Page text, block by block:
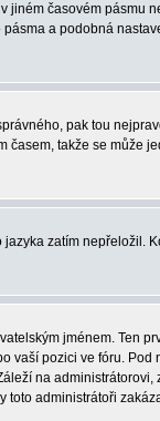
časovém pásmu
a podobná
pak tou
takže se může
zatím nepřeložil.
jménem. Ten
pozici ve fóru.
na
administrátoři